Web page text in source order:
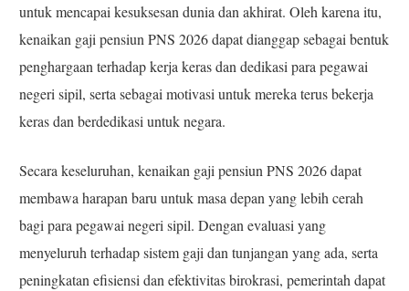
untuk mencapai kesuksesan dunia dan akhirat. Oleh karena itu,
kenaikan gaji pensiun PNS 2026 dapat dianggap sebagai bentuk
penghargaan terhadap kerja keras dan dedikasi para pegawai
negeri sipil, serta sebagai motivasi untuk mereka terus bekerja
keras dan berdedikasi untuk negara.
Secara keseluruhan, kenaikan gaji pensiun PNS 2026 dapat
membawa harapan baru untuk masa depan yang lebih cerah
bagi para pegawai negeri sipil. Dengan evaluasi yang
menyeluruh terhadap sistem gaji dan tunjangan yang ada, serta
peningkatan efisiensi dan efektivitas birokrasi, pemerintah dapat